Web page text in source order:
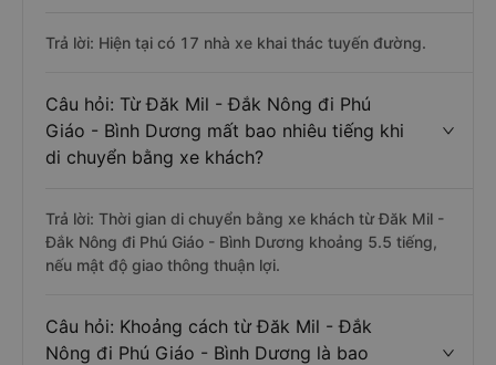
Trả lời: Hiện tại có 17 nhà xe khai thác tuyến đường.
Câu hỏi: Từ Đăk Mil - Đắk Nông đi Phú
Giáo - Bình Dương mất bao nhiêu tiếng khi
di chuyển bằng xe khách?
Trả lời: Thời gian di chuyển bằng xe khách từ Đăk Mil -
Đắk Nông đi Phú Giáo - Bình Dương khoảng 5.5 tiếng,
nếu mật độ giao thông thuận lợi.
Câu hỏi: Khoảng cách từ Đăk Mil - Đắk
Nông đi Phú Giáo - Bình Dương là bao